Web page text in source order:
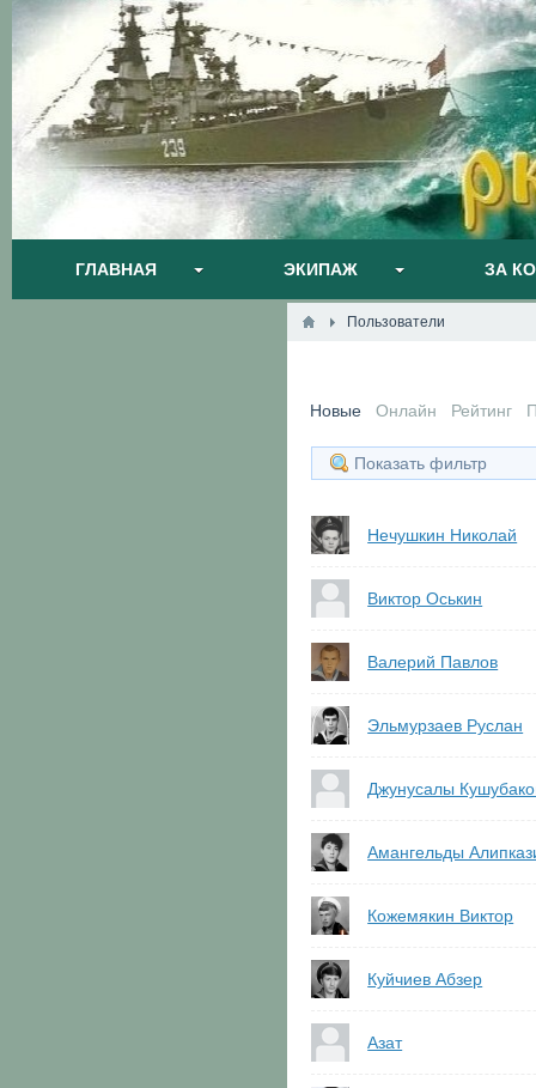
ГЛАВНАЯ ЭКИПАЖ ЗА
Пользователи
Новые Онлайн Рейтинг
Показать фильтр
Нечушкин Николай
Виктор Оськин
Валерий Павлов
Эльмурзаев Руслан
Джунусалы
Амангельды
Кожемякин Виктор
Куйчиев Абзер
Азат